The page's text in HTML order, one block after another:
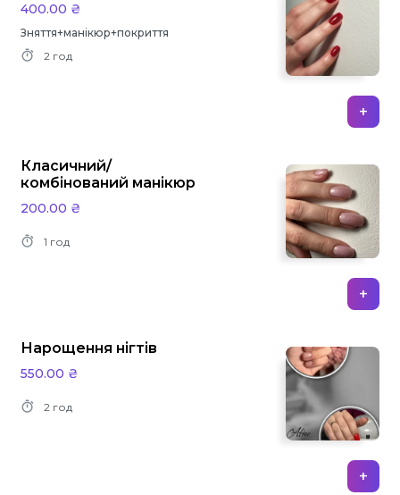
400.00 ₴
Зняття+манікюр+покриття
2 год
+
Класичний/
комбінований манікюр
200.00 ₴
1 год
+
Нарощення нігтів
550.00 ₴
2 год
+